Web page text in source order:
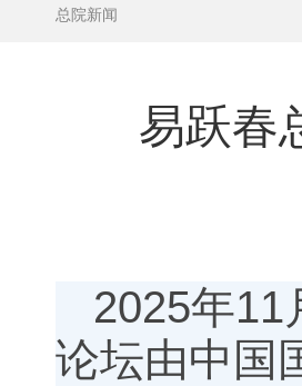
总院新闻
易跃春
2025年11
论坛由中国